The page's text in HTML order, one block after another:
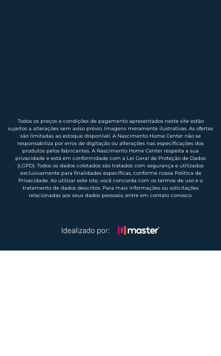
Todos os preços e condições de pagamento apresentados neste site estão
sujeitos a alterações sem aviso prévio. Imagens meramente ilustrativas. As ofertas
são limitadas ao estoque disponível. A Nascimento Home Center não se
responsabiliza por erros de digitação ou alterações nas especificações dos
produtos pelos fabricantes. A Nascimento Home Center respeita a sua
privacidade e está em conformidade com a Lei Geral de Proteção de Dados
(LGPD). Todos os dados coletados são tratados com segurança e utilizados
exclusivamente para finalidades específicas, conforme nossa Política de
Privacidade. Ao utilizar este site, você concorda com os termos de uso e o
tratamento de dados descritos. Para mais informações ou solicitações
relacionadas aos seus dados pessoais, entre em contato conosco.